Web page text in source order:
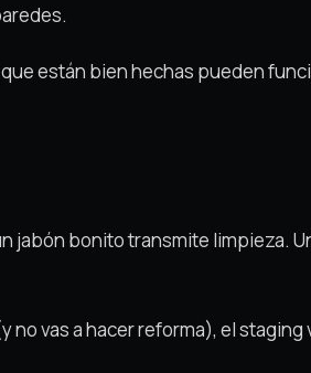
están bien hechas pueden
jabón bonito transmite limpieza.
vas a hacer reforma), el